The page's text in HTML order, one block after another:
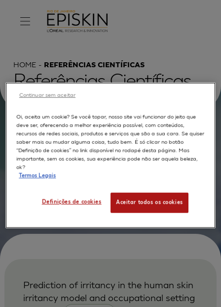
HOME REFERÊNCIAS CIENTÍFICAS
Referências Científicas
Procurar por :
TEXTO COMPLETO MODELOS APLICAÇÕES
AUTORES
Prediction of irritancy in the human skin
irritancy model and occupational setting
Oi, aceita um cookie? Se você topar, nosso site vai funcionar do jeito que
deve ser, oferecendo a melhor experiência possível, com conteúdos,
recursos de redes sociais, produtos e serviços que são a sua cara. Se quiser
saber mais ou mudar alguma coisa, tudo bem. É só clicar no botão
“Definição de cookies” no link disponível no rodapé desta página. Mas
importante, sem os cookies, sua experiência pode não ser aquela beleza,
ok?
Termos Legais
Definições de cookies Aceitar todos os cookies
Continuar sem aceitar